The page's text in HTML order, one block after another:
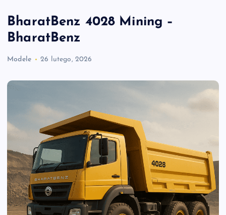
BharatBenz 4028 Mining –
BharatBenz
Modele 26 lutego, 2026